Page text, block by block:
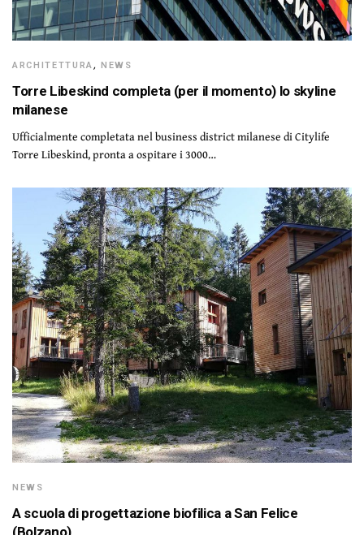
ARCHITETTURA,NEWS
Torre Libeskind completa (per il momento) lo skyline
milanese
Ufficialmente completata nel business district milanese di Citylife
Torre Libeskind, pronta a ospitare i 3000…
NEWS
A scuola di progettazione biofilica a San Felice
(Bolzano)